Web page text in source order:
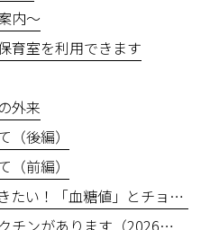
内～
育室を利用できます
外来
後編）
前編）
バレンタインの前に知っておきたい！「血糖値」とチョコレートの食べ方
今年度末までが接種期限のワクチンがあります（2026年3月31日まで）